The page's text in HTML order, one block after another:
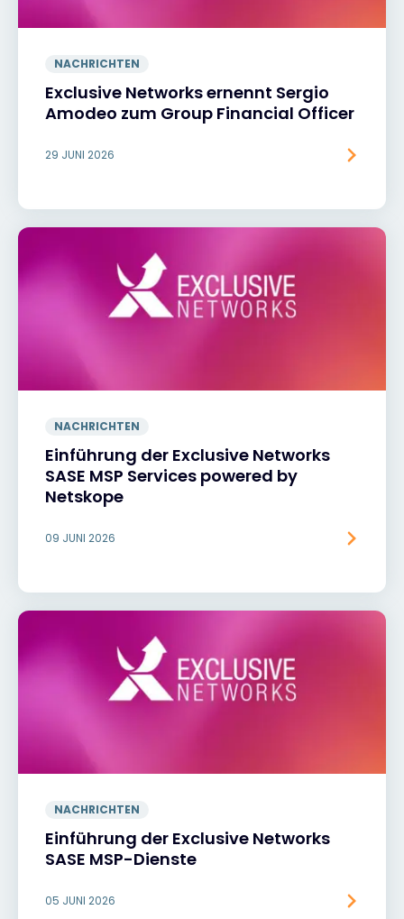
NACHRICHTEN
Exclusive Networks ernennt Sergio
Amodeo zum Group Financial Officer
29 JUNI 2026
NACHRICHTEN
Einführung der Exclusive Networks
SASE MSP Services powered by
Netskope
09 JUNI 2026
NACHRICHTEN
Einführung der Exclusive Networks
SASE MSP-Dienste
05 JUNI 2026